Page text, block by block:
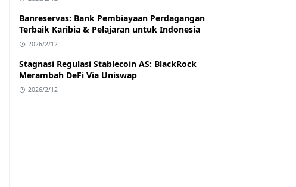
Banreservas: Bank Pembiayaan Perdagangan
Terbaik Karibia & Pelajaran untuk Indonesia
2026/2/12
Stagnasi Regulasi Stablecoin AS: BlackRock
Merambah DeFi Via Uniswap
2026/2/12